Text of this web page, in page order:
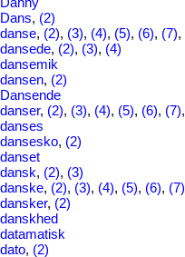
Dans, (2)
danse, (2), (3), (4), (5), (6), (7),
dansede, (2), (3), (4)
dansemik
dansen, (2)
Dansende
danser, (2), (3), (4), (5), (6), (7),
danses
dansesko, (2)
danset
dansk, (2), (3)
danske, (2), (3), (4), (5), (6), (7)
dansker, (2)
danskhed
datamatisk
dato, (2)